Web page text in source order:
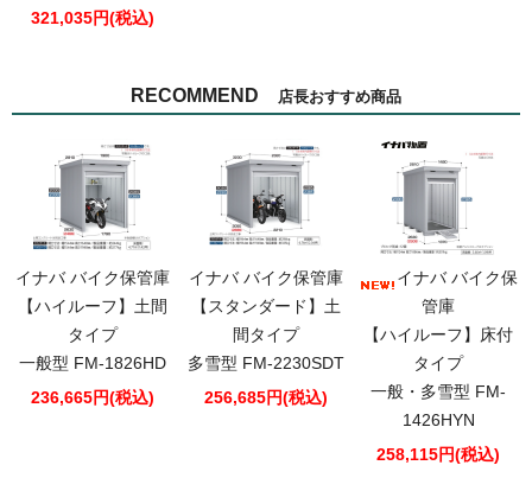
321,035円(税込)
RECOMMEND 店長おすすめ商品
イナバ バイク保管庫
【ハイルーフ】土間
タイプ
一般型 FM-1826HD
236,665円(税込)
イナバ バイク保管庫
【スタンダード】土
間タイプ
多雪型 FM-2230SDT
256,685円(税込)
イナバ バイク保
管庫
【ハイルーフ】床付
タイプ
一般・多雪型 FM-
1426HYN
258,115円(税込)